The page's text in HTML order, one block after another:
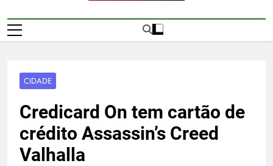
CIDADE
Credicard On tem cartão de
crédito Assassin’s Creed
Valhalla